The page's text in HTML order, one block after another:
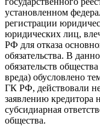
установленном
регистрации
юридических лиц,
РФ для отказа
обязательства. В
обязательств
вреда) обусловлено
ГК РФ, действовали
заявлению кредитора
субсидиарная
общества.